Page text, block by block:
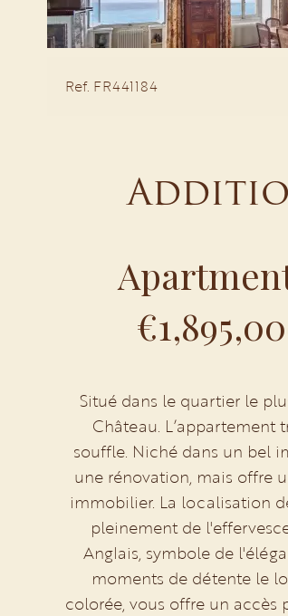
Ref. FR441184
Situé dans le quartier le
Château. L’appartement
souffle. Niché dans un bel
une rénovation, mais offre
immobilier. La localisation
pleinement de
Anglais, symbole de
moments de détente le
colorée, vous offre un